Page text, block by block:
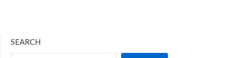
SEARCH